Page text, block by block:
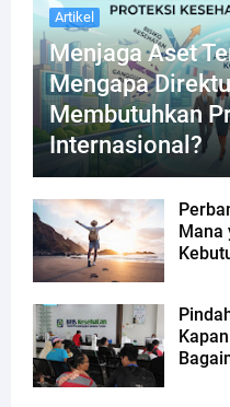
Artikel
Menjaga Aset
Mengapa
Membutuhkan
Internasional?
Mana